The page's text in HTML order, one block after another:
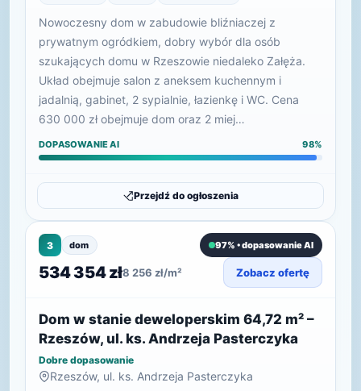
Nowoczesny dom w zabudowie bliźniaczej z
prywatnym ogródkiem, dobry wybór dla osób
szukających domu w Rzeszowie niedaleko Załęża.
Układ obejmuje salon z aneksem kuchennym i
jadalnią, gabinet, 2 sypialnie, łazienkę i WC. Cena
630 000 zł obejmuje dom oraz 2 miej…
DOPASOWANIE AI 98%
Przejdź do ogłoszenia
3 dom 97% • dopasowanie AI
534 354 zł8 256 zł/m² Zobacz ofertę
Dom w stanie deweloperskim 64,72 m² –
Rzeszów, ul. ks. Andrzeja Pasterczyka
Dobre dopasowanie
Rzeszów, ul. ks. Andrzeja Pasterczyka